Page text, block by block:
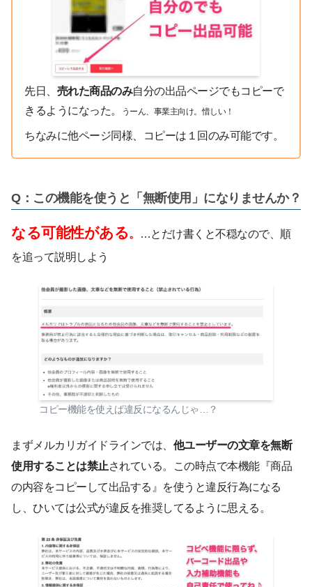
先日、 売れた商品のみ自分の出品ページでもコピーで
きるようになった。
うーん、事業主向け。惜しい！
ちなみに他ページ同様、コピーは１回のみ可能です。
Q：この機能を使うと「無断使用」になりませんか？
なる可能性がある。
…とだけ書くと不穏なので、順
を追って説明しよう
コピー機能を使えば違反になるんじゃ…？
まずメルカリガイドラインでは、 他ユーザーの文章を無断
使用することは禁止されている。この時点で本機能『商品
の内容をコピーして出品する』を使うと違反行為になる
し、ひいては公式が違反を推奨してるように思える。